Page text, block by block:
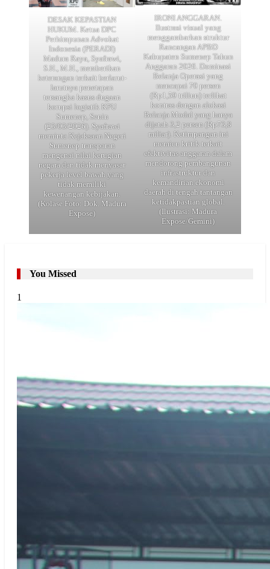
DESAK KEPASTIAN
HUKUM. Ketua DPC
Perhimpunan Advokat
Indonesia (PERADI)
Madura Raya, Syafrawi,
S.H., M.H., memberikan
keterangan terkait berlarut-
larutnya penetapan
tersangka kasus dugaan
korupsi logistik KPU
Sumenep, Senin
(23/03/2026). Syafrawi
meminta Kejaksaan Negeri
Sumenep transparan
mengenai nilai kerugian
negara dan tidak menyasar
pekerja level bawah yang
tidak memiliki
kewenangan kebijakan.
(Kolase Foto: Dok. Madura
Expose)
IRONI ANGGARAN.
Ilustrasi visual yang
menggambarkan struktur
Rancangan APBD
Kabupaten Sumenep Tahun
Anggaran 2026. Dominasi
Belanja Operasi yang
mencapai 70 persen
(Rp1,59 triliun) terlihat
kontras dengan alokasi
Belanja Modal yang hanya
dijatah 3,2 persen (Rp73,8
miliar). Ketimpangan ini
memicu kritik terkait
efektivitas anggaran dalam
mendorong pembangunan
infrastruktur dan
kemandirian ekonomi
daerah di tengah tantangan
ketidakpastian global.
(Ilustrasi: Madura
Expose/Gemini)
You Missed
1